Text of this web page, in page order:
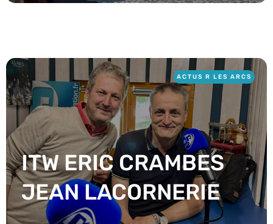
ACTUS R LES ARCS
ITW ERIC CRAMBES
JEAN LACORNERIE